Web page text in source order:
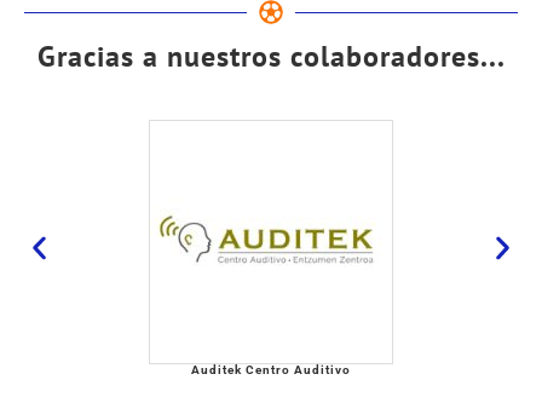
Gracias a nuestros colaboradores...
Auditek Centro Auditivo